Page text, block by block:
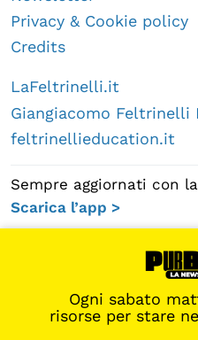
Ogni sabato
risorse per stare
Privacy & Cookie policy
Credits
LaFeltrinelli.it
Giangiacomo Feltrinelli
feltrinellieducation.it
Sempre aggiornati con
Scarica l’app >